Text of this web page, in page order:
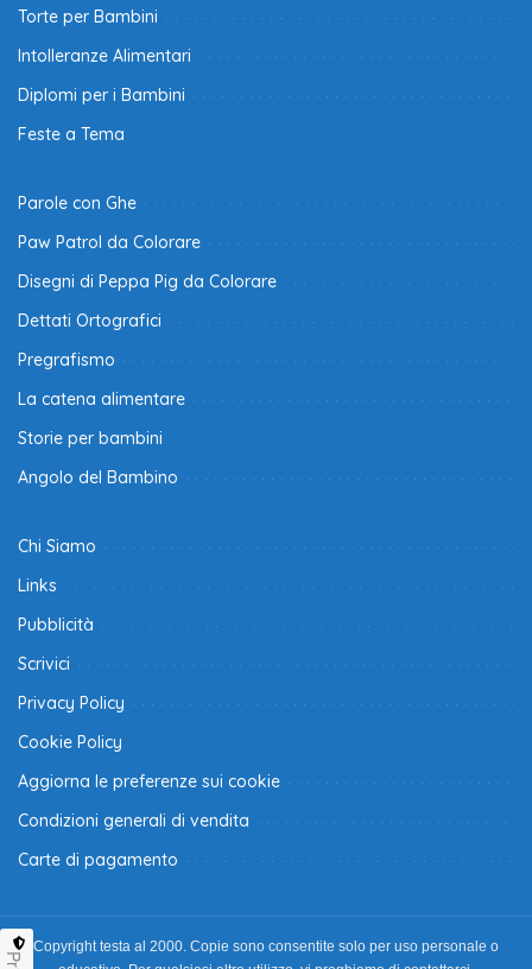
Torte per Bambini
Intolleranze Alimentari
Diplomi per i Bambini
Feste a Tema
Parole con Ghe
Paw Patrol da Colorare
Disegni di Peppa Pig da Colorare
Dettati Ortografici
Pregrafismo
La catena alimentare
Storie per bambini
Angolo del Bambino
Chi Siamo
Links
Pubblicità
Scrivici
Privacy Policy
Cookie Policy
Aggiorna le preferenze sui cookie
Condizioni generali di vendita
Carte di pagamento
Copyright testa al 2000. Copie sono consentite solo per uso personale o